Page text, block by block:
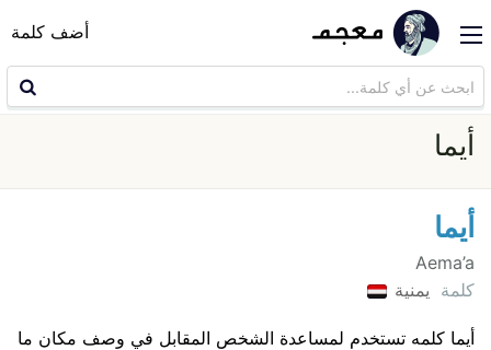
أضف كلمة
أيما
أيما
Aema’a
كلمة يمنية
أيما كلمه تستخدم لمساعدة الشخص المقابل في وصف مكان ما